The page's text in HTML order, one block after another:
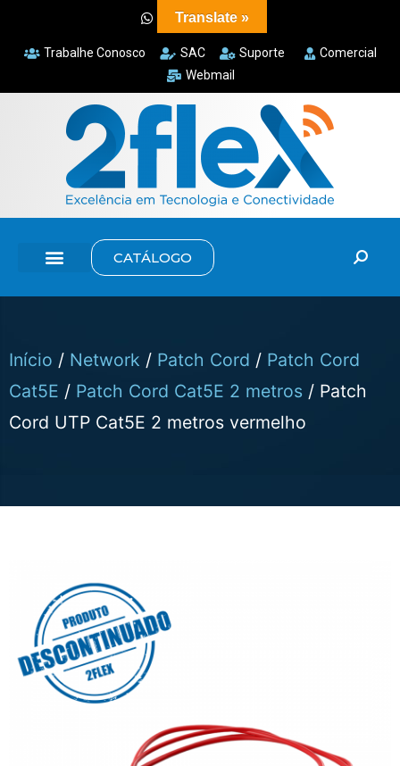
Trabalhe Conosco SAC Suporte
Comercial
Webmail
CATÁLOGO
Início / Network / Patch Cord / Patch Cord
Cat5E / Patch Cord Cat5E 2 metros / Patch
Cord UTP Cat5E 2 metros vermelho
Translate »